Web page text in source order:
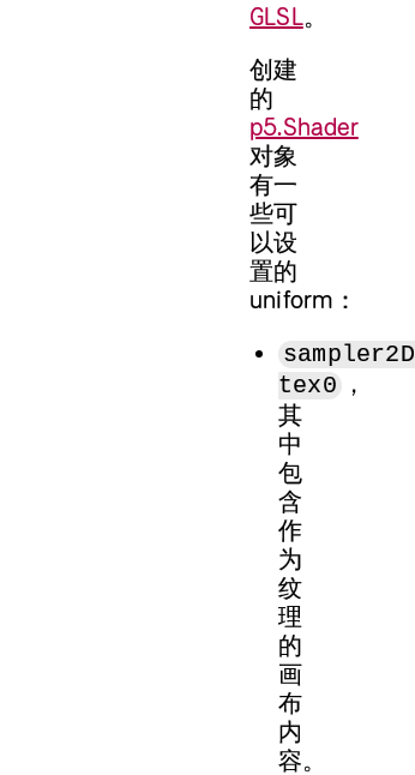
GLSL 。
创建
的
p5.Shader
对象
有一
些可
以设
置的
uniform：
sampler2D
tex0
，
其
中
包
含
作
为
纹
理
的
画
布
内
容。